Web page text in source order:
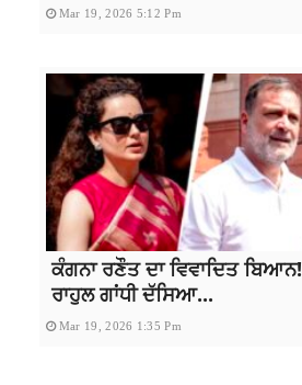
Mar 19, 2026 5:12 Pm
ਕੰਗਨਾ ਰਣੌਤ ਦਾ ਵਿਵਾਦਿਤ ਬਿਆਨ!
ਰਾਹੁਲ ਗਾਂਧੀ ਦੱਸਿਆ...
Mar 19, 2026 1:35 Pm